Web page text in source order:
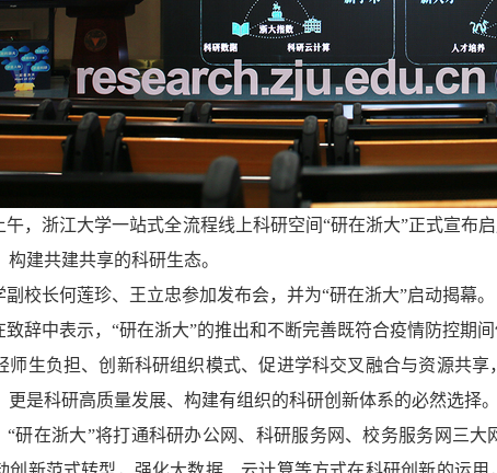
午，浙江大学一站式全流程线上科研空间“研在浙大”正式宣布
构建共建共享的科研生态。
副校长何莲珍、王立忠参加发布会，并为“研在浙大”启动揭幕。
致辞中表示，“研在浙大”的推出和不断完善既符合疫情防控期
师生负担、创新科研组织模式、促进学科交叉融合与资源共
更是科研高质量发展、构建有组织的科研创新体系的必然选择。
“研在浙大”将打通科研办公网、科研服务网、校务服务网三